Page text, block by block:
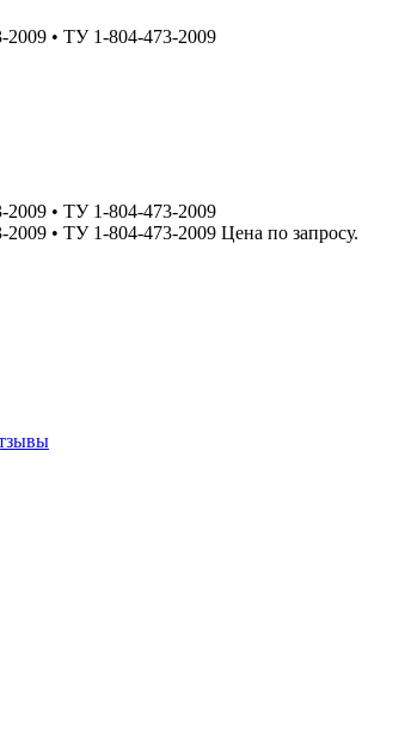
• ТУ 1-804-473-2009
• ТУ 1-804-473-2009
• ТУ 1-804-473-2009 Цена по запросу.